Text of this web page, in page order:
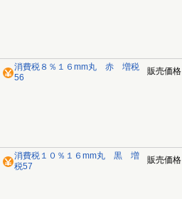
消費税８％１６mm丸 赤 増税
56
販売価格
消費税１０％１６mm丸 黒 増
税57
販売価格